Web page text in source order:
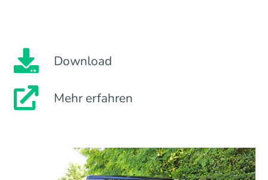
Download
Mehr erfahren